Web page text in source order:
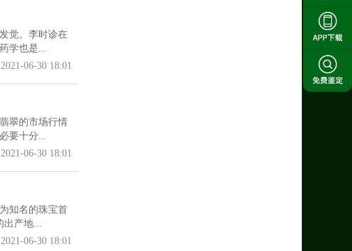
觉。李时诊在
学也是...
2021-06-30 18:01
翠的市场行情
要十分...
2021-06-30 18:01
知名的珠宝首
出产地...
2021-06-30 18:01